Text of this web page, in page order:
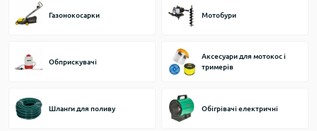
Газонокосарки Мотобури
Обприскувачі
Аксесуари для мотокос і
тримерів
Шланги для поливу Обігрівачі електричні